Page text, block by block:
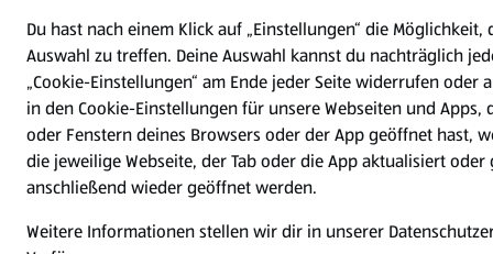
Du hast nach einem Klick auf „Einstellungen“ die
Auswahl zu treffen. Deine Auswahl kannst du nachträglich
„Cookie-Einstellungen“ am Ende jeder Seite widerrufen oder
in den Cookie-Einstellungen für unsere Webseiten und Apps,
oder Fenstern deines Browsers oder der App geöffnet hast,
die jeweilige Webseite, der Tab oder die App aktualisiert oder
anschließend wieder geöffnet werden.
Weitere Informationen stellen wir dir in unserer